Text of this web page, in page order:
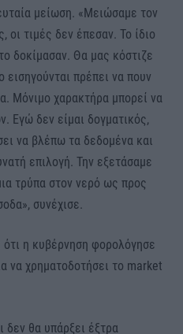
μείωση. «Μειώσαμε τον
τιμές δεν έπεσαν. Το ίδιο
δοκίμασαν. Θα μας κόστιζε
εισηγούνται πρέπει να πουν
Μόνιμο χαρακτήρα μπορεί να
Εγώ δεν είμαι δογματικός,
να βλέπω τα δεδομένα και
επιλογή. Την εξετάσαμε
τρύπα στον νερό ως προς
συνέχισε.
η κυβέρνηση φορολόγησε
να χρηματοδοτήσει το market
δεν θα υπάρξει έξτρα